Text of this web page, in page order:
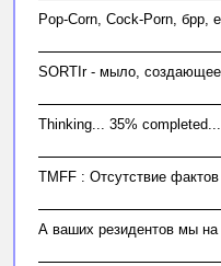
Pop-Corn, Cock-Porn, брр,
SORTIr - мыло, создающее
Thinking... 35% completed...
TMFF : Отсутствие
А ваших резидентов мы